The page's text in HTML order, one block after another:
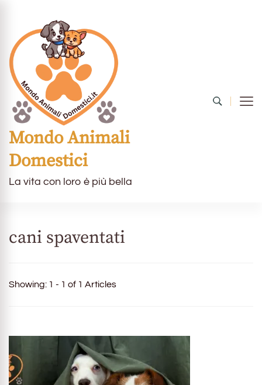
Mondo Animali
Domestici
La vita con loro è più bella
cani spaventati
Showing: 1 - 1 of 1 Articles